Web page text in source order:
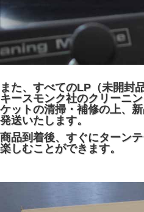
また、すべてのLP（未開封
キースモンク社のクリーニ
ケットの清掃・補修の上、
発送いたします。
商品到着後、すぐにターン
楽しむことができます。